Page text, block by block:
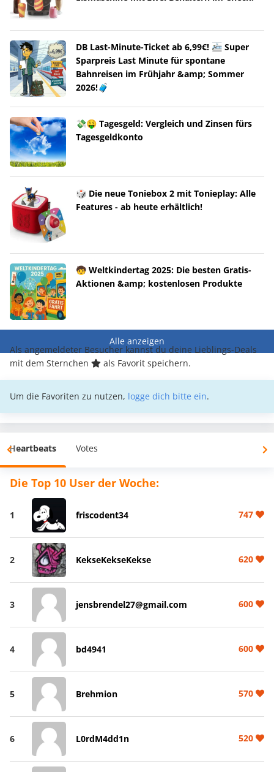
DB Last-Minute-Ticket ab 6,99€! 🚈 Super
Sparpreis Last Minute für spontane
Bahnreisen im Frühjahr &amp; Sommer
2026!🧳
💸🤑 Tagesgeld: Vergleich und Zinsen fürs
Tagesgeldkonto
🎲 Die neue Toniebox 2 mit Tonieplay: Alle
Features - ab heute erhältlich!
🧒 Weltkindertag 2025: Die besten Gratis-
Aktionen &amp; kostenlosen Produkte
Alle anzeigen
Als angemeldeter Besucher kannst du deine Lieblings-Deals
mit dem Sternchen
als Favorit speichern.
Um die Favoriten zu nutzen, logge dich bitte ein.
Heartbeats Votes
Die Top 10 User der Woche:
1 friscodent34 747
2 KekseKekseKekse 620
3 jensbrendel27@gmail.com 600
4 bd4941 600
5 Brehmion 570
6 L0rdM4dd1n 520